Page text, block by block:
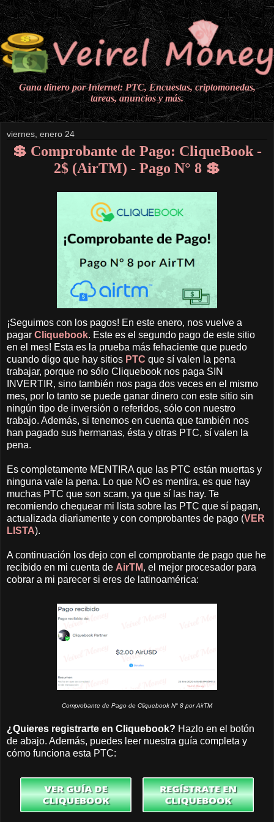
Gana dinero por Internet: PTC, Encuestas, criptomonedas,
tareas, anuncios y más.
viernes, enero 24
💲 Comprobante de Pago: CliqueBook -
2$ (AirTM) - Pago N° 8 💲
¡Seguimos con los pagos! En este enero, nos vuelve a
pagar Cliquebook. Este es el segundo pago de este sitio
en el mes! Esta es la prueba más fehaciente que puedo
cuando digo que hay sitios PTC que sí valen la pena
trabajar, porque no sólo Cliquebook nos paga SIN
INVERTIR, sino también nos paga dos veces en el mismo
mes, por lo tanto se puede ganar dinero con este sitio sin
ningún tipo de inversión o referidos, sólo con nuestro
trabajo. Además, si tenemos en cuenta que también nos
han pagado sus hermanas, ésta y otras PTC, sí valen la
pena.
Es completamente MENTIRA que las PTC están muertas y
ninguna vale la pena. Lo que NO es mentira, es que hay
muchas PTC que son scam, ya que sí las hay. Te
recomiendo chequear mi lista sobre las PTC que sí pagan,
actualizada diariamente y con comprobantes de pago (VER
LISTA).
A continuación los dejo con el comprobante de pago que he
recibido en mi cuenta de AirTM, el mejor procesador para
cobrar a mi parecer si eres de latinoamérica:
Comprobante de Pago de Cliquebook N° 8 por AirTM
¿Quieres registrarte en Cliquebook? Hazlo en el botón
de abajo. Además, puedes leer nuestra guía completa y
cómo funciona esta PTC: